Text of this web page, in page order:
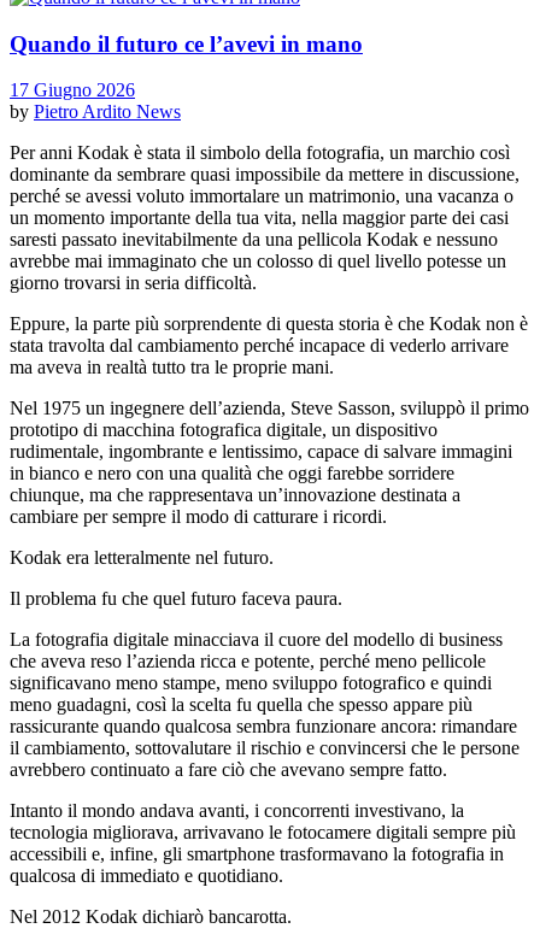
Quando il futuro ce l’avevi in mano
17 Giugno 2026
by Pietro Ardito News
Per anni Kodak è stata il simbolo della fotografia, un marchio così
dominante da sembrare quasi impossibile da mettere in discussione,
perché se avessi voluto immortalare un matrimonio, una vacanza o
un momento importante della tua vita, nella maggior parte dei casi
saresti passato inevitabilmente da una pellicola Kodak e nessuno
avrebbe mai immaginato che un colosso di quel livello potesse un
giorno trovarsi in seria difficoltà.
Eppure, la parte più sorprendente di questa storia è che Kodak non è
stata travolta dal cambiamento perché incapace di vederlo arrivare
ma aveva in realtà tutto tra le proprie mani.
Nel 1975 un ingegnere dell’azienda, Steve Sasson, sviluppò il primo
prototipo di macchina fotografica digitale, un dispositivo
rudimentale, ingombrante e lentissimo, capace di salvare immagini
in bianco e nero con una qualità che oggi farebbe sorridere
chiunque, ma che rappresentava un’innovazione destinata a
cambiare per sempre il modo di catturare i ricordi.
Kodak era letteralmente nel futuro.
Il problema fu che quel futuro faceva paura.
La fotografia digitale minacciava il cuore del modello di business
che aveva reso l’azienda ricca e potente, perché meno pellicole
significavano meno stampe, meno sviluppo fotografico e quindi
meno guadagni, così la scelta fu quella che spesso appare più
rassicurante quando qualcosa sembra funzionare ancora: rimandare
il cambiamento, sottovalutare il rischio e convincersi che le persone
avrebbero continuato a fare ciò che avevano sempre fatto.
Intanto il mondo andava avanti, i concorrenti investivano, la
tecnologia migliorava, arrivavano le fotocamere digitali sempre più
accessibili e, infine, gli smartphone trasformavano la fotografia in
qualcosa di immediato e quotidiano.
Nel 2012 Kodak dichiarò bancarotta.